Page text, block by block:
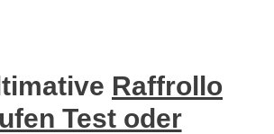
Raffrollo
Test oder